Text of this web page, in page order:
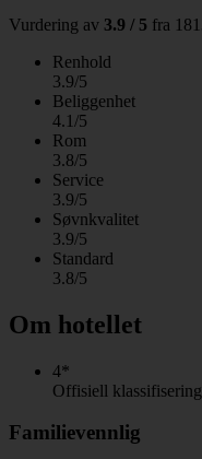
Vurdering av 3.9 / 5 fra
Renhold
3.9/5
Beliggenhet
4.1/5
Rom
3.8/5
Service
3.9/5
Søvnkvalitet
3.9/5
Standard
3.8/5
Om hotellet
4*
Offisiell klassifisering
Familievennlig